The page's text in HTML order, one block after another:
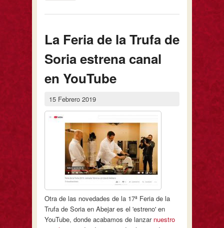
La Feria de la Trufa de
Soria estrena canal
en YouTube
15 Febrero 2019
Otra de las novedades de la 17ª Feria de la
Trufa de Soria en Abejar es el 'estreno' en
YouTube, donde acabamos de lanzar nuestro